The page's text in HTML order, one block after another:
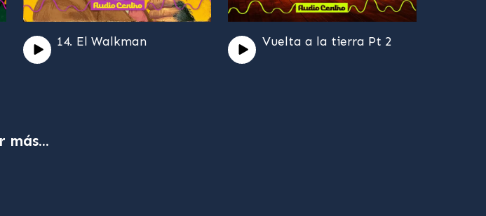
14. El Walkman Vuelta a la tierra Pt 2
más...